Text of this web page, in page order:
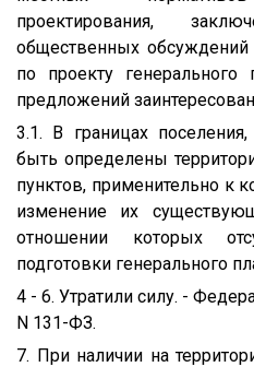
проектирования,
общественных
по проекту
предложений
3.1. В границах
быть определены
пунктов, применительно к
изменение их
отношении которых
подготовки генерального
4 - 6. Утратили силу. -
N 131-ФЗ.
7. При наличии на